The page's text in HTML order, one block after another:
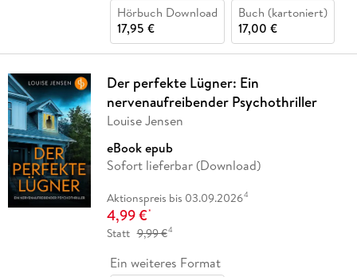
Hörbuch Download
17,95 €
Buch (kartoniert)
17,00 €
Der perfekte Lügner: Ein
nervenaufreibender Psychothriller
Louise Jensen
eBook epub
Sofort lieferbar (Download)
Aktionspreis bis 03.09.20264
4,99 €*
Statt 9,99 €4
Ein weiteres Format